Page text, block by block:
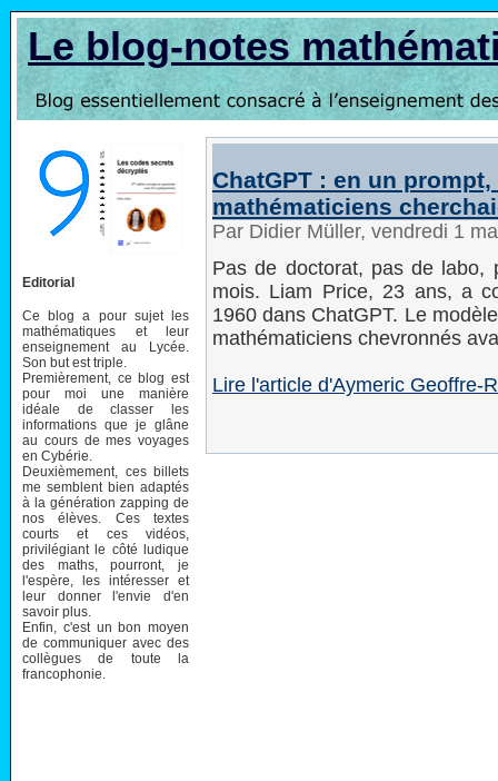
Le blog-notes
Editorial
Ce blog a pour sujet les
mathématiques et leur
enseignement au Lycée.
Son but est triple.
Premièrement, ce blog est
pour moi une manière
idéale de classer les
informations que je glâne
au cours de mes voyages
en Cybérie.
Deuxièmement, ces billets
me semblent bien adaptés
à la génération zapping de
nos élèves. Ces textes
courts et ces vidéos,
privilégiant le côté ludique
des maths, pourront, je
l'espère, les intéresser et
leur donner l'envie d'en
savoir plus.
Enfin, c'est un bon moyen
de communiquer avec des
collègues de toute la
francophonie.
ChatGPT : en un
mathématiciens
Par Didier Müller, vendredi 1
Pas de doctorat, pas de labo,
mois. Liam Price, 23 ans, a
1960 dans ChatGPT. Le
mathématiciens chevronnés
Lire l'article d'Aymeric Geoffre-